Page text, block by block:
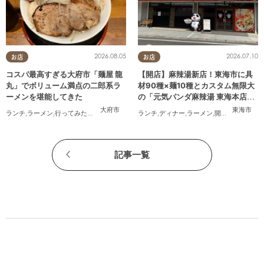
お店
大府市
2026.08.05
コスパ最高すぎる大府市「麺屋 龍
丸」でボリューム満点の二郎系ラ
ーメンを堪能してきた
ランチ,ラーメン,行ってみたレポ ,おひとりさま,コスパ抜群
お店
東海市
2026.07.10
【開店】麻辣湯新店！東海市に具
材90種×麺10種とカスタム無限大
の「元気パンダ麻辣湯 東海本店」
ランチ,ディナー,ラーメン,開店 夫婦,カッ
記事一覧